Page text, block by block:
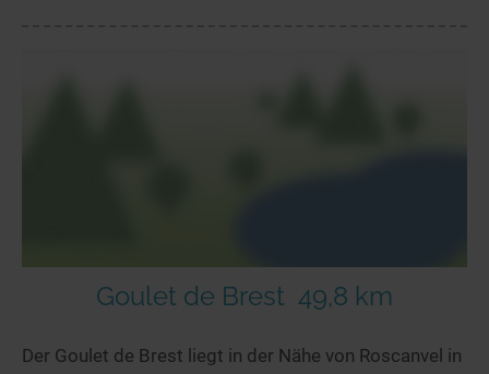
Goulet de Brest 49,8 km
Der Goulet de Brest liegt in der Nähe von Roscanvel in